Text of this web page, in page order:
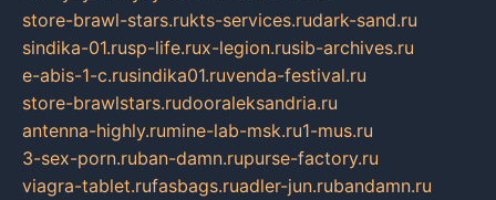
store-brawl-stars.rukts-services.rudark-sand.ru
sindika-01.rusp-life.rux-legion.rusib-archives.ru
e-abis-1-c.rusindika01.ruvenda-festival.ru
store-brawlstars.rudooraleksandria.ru
antenna-highly.rumine-lab-msk.ru1-mus.ru
3-sex-porn.ruban-damn.rupurse-factory.ru
viagra-tablet.rufasbags.ruadler-jun.rubandamn.ru